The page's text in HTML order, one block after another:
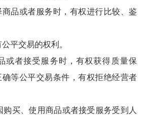
或者服务时，有权进行比较、鉴
交易的权利。
者接受服务时，有权获得质量保
等公平交易条件，有权拒绝经营者
买、使用商品或者接受服务受到人